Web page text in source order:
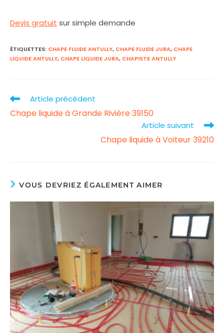
Devis gratuit sur simple demande
ÉTIQUETTES: CHAPE FLUIDE ANTULLY, CHAPE FLUIDE JURA, CHAPE
LIQUIDE ANTULLY, CHAPE LIQUIDE JURA, CHAPISTE ANTULLY
Read
more
Article précédent
Chape liquide à Grande Rivière 39150
Article suivant
Chape liquide à Voiteur 39210
VOUS DEVRIEZ ÉGALEMENT AIMER